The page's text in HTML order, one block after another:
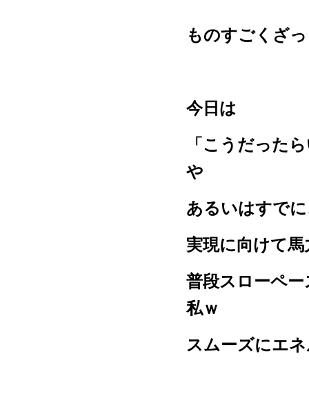
ものすごくざ
今日は
「こうだった
や
あるいはすで
実現に向けて
普段スローペ
私ｗ
スムーズにエ